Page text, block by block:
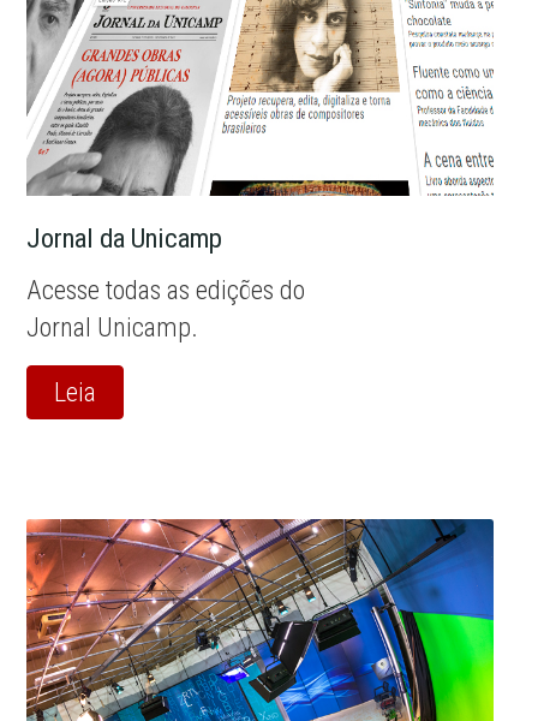
Jornal da Unicamp
Acesse todas as edições do
Jornal Unicamp.
Leia